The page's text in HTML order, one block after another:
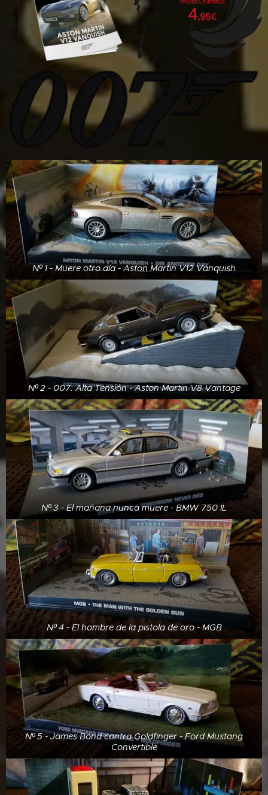
Nº 1 - Muere otro día - Aston Martin V12 Vanquish
Nº 2 - 007: Alta Tensión - Aston Martin V8 Vantage
Nº 3 - El mañana nunca muere - BMW 750 IL
Nº 4 - El hombre de la pistola de oro - MGB
Nº 5 - James Bond contra Goldfinger - Ford Mustang
Convertible